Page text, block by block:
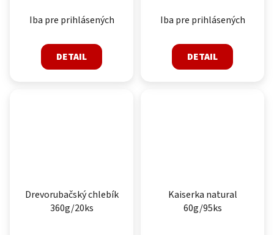
Iba pre prihlásených
DETAIL
Iba pre prihlásených
DETAIL
Drevorubačský chlebík
360g/20ks
Kaiserka natural
60g/95ks